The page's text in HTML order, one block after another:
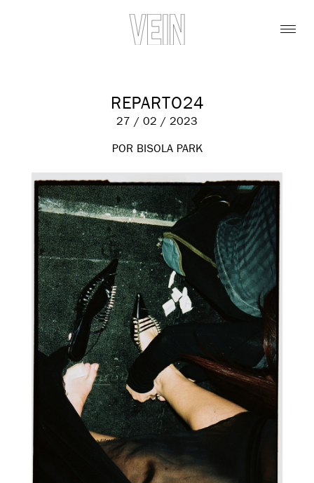
REPARTO24
27 / 02 / 2023
POR BISOLA PARK